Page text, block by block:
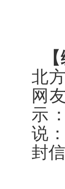
北
网
示
说
封